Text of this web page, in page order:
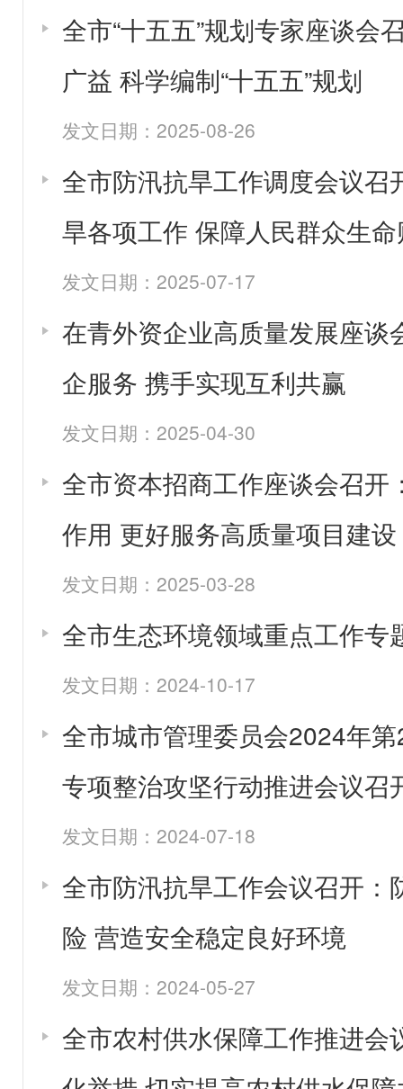
全市“十五五”规划专家座谈会
广益 科学编制“十五五”规划
发文日期：2025-08-26
全市防汛抗旱工作调度会议召
旱各项工作 保障人民群众生
发文日期：2025-07-17
在青外资企业高质量发展座谈
企服务 携手实现互利共赢
发文日期：2025-04-30
全市资本招商工作座谈会召开
作用 更好服务高质量项目建设
发文日期：2025-03-28
全市生态环境领域重点工作专
发文日期：2024-10-17
全市城市管理委员会2024年
专项整治攻坚行动推进会议召
发文日期：2024-07-18
全市防汛抗旱工作会议召开：
险 营造安全稳定良好环境
发文日期：2024-05-27
全市农村供水保障工作推进会